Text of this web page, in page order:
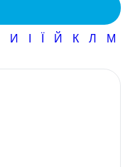
И І Ї Й К Л М